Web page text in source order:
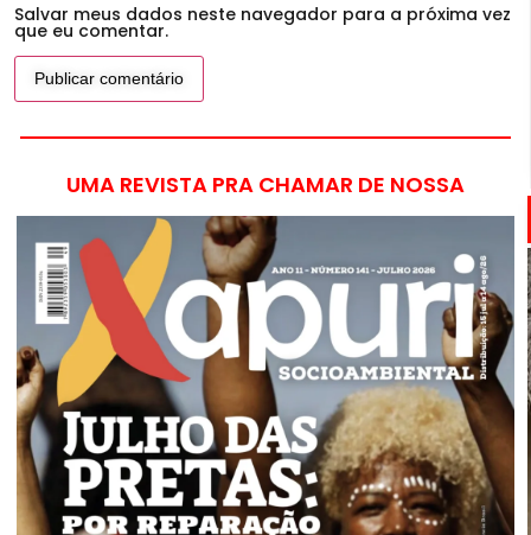
Salvar meus dados neste navegador para a próxima vez
que eu comentar.
UMA REVISTA PRA CHAMAR DE NOSSA